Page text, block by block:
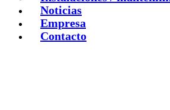
Noticias
Empresa
Contacto